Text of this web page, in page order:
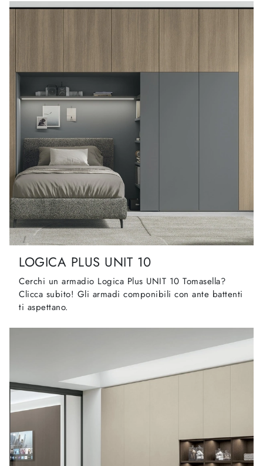
LOGICA PLUS UNIT 10
Cerchi un armadio Logica Plus UNIT 10 Tomasella?
Clicca subito! Gli armadi componibili con ante battenti
ti aspettano.